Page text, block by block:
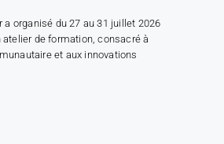
a organisé du 27 au 31 juillet 2026
atelier de formation, consacré à
et aux innovations